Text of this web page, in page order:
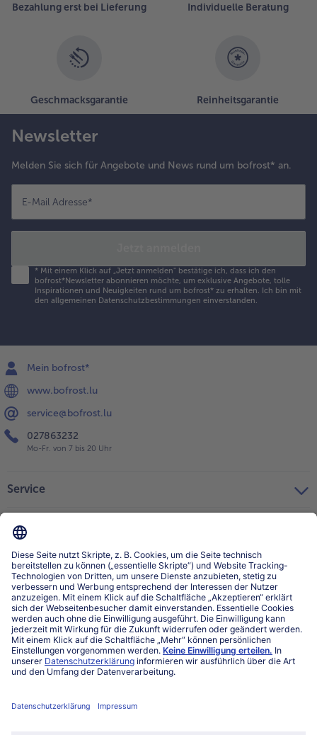
Bezahlung erst bei Lieferung Individuelle Beratung
Geschmacksgarantie Reinheitsgarantie
Newsletter
Melden Sie sich für Angebote und News rund um bofrost* an.
E-Mail Adresse*
* Mit einem Klick auf „Jetzt anmelden" bestätige ich, dass ich den
bofrost*Newsletter abonnieren möchte, um exklusive Angebote, tolle
Inspirationen und Neuigkeiten rund um bofrost* zu erhalten. Ich bin mit
den allgemeinen Datenschutzbestimmungen einverstanden.
Mein bofrost*
www.bofrost.lu
service@bofrost.lu
027863232
Mo-Fr. von 7 bis 20 Uhr
Service
Über bofrost*
Kategorien